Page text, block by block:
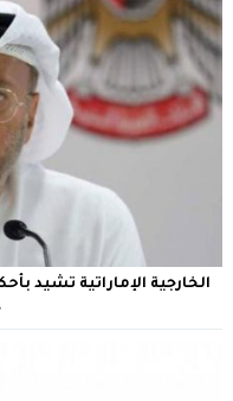
الخارجية الإماراتية تشيد